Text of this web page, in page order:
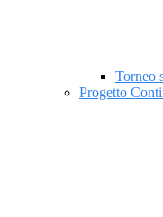
Torneo
Progetto